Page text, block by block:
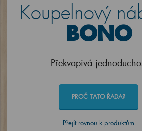
Koupelnový
BONO
Překvapivá
PROČ TATO ŘADA?
Přejít rovnou k produktům